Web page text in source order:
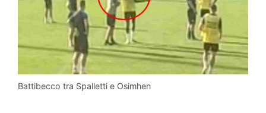
Battibecco tra Spalletti e Osimhen